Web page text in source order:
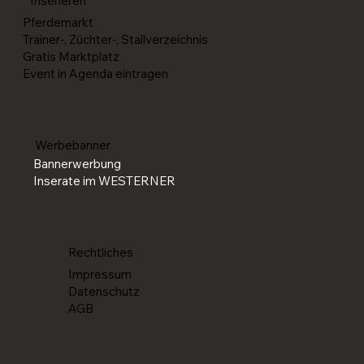
Rechtliches
Impressum
Datenschutz
AGB
Pferdemarkt
Trainer-, Züchter-, Stallverzeichnis
Gratis Marktplatz
Event in Agenda eintragen
Werbebanner
Bannerwerbung
Inserate im WESTERNER